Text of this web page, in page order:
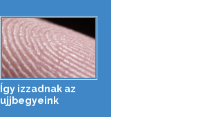
Így izzadnak az
ujjbegyeink